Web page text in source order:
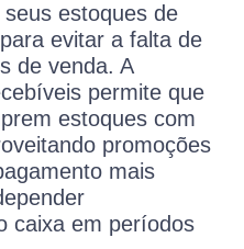
estoques de
evitar a falta de
de venda. A
permite que
estoques com
promoções
mais
caixa em períodos